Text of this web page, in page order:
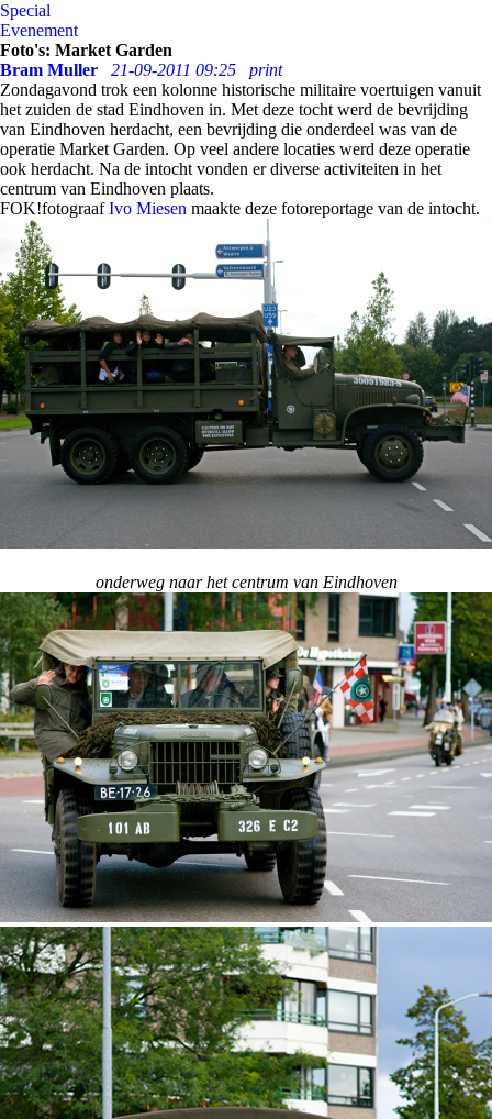
Special
Evenement
Foto's: Market Garden
Bram Muller
21-09-2011 09:25
print
Zondagavond trok een kolonne historische militaire voertuigen vanuit
het zuiden de stad Eindhoven in. Met deze tocht werd de bevrijding
van Eindhoven herdacht, een bevrijding die onderdeel was van de
operatie Market Garden. Op veel andere locaties werd deze operatie
ook herdacht. Na de intocht vonden er diverse activiteiten in het
centrum van Eindhoven plaats.
FOK!fotograafIvo Miesen maakte deze fotoreportage van de intocht.
onderweg naar het centrum van Eindhoven